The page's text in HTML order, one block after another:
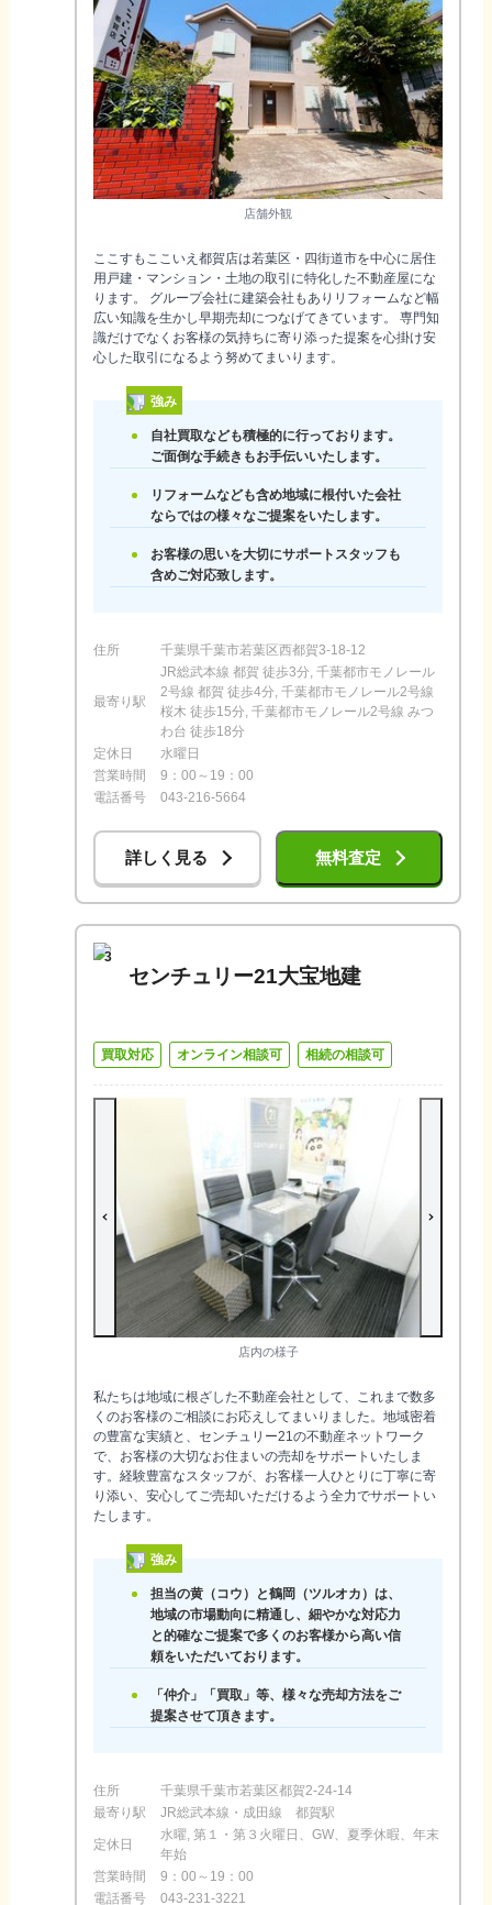
店舗外観
ここすもここいえ都賀店は若葉区・四街道市を中心に居住
用戸建・マンション・土地の取引に特化した不動産屋にな
ります。 グループ会社に建築会社もありリフォームなど幅
広い知識を生かし早期売却につなげてきています。 専門知
識だけでなくお客様の気持ちに寄り添った提案を心掛け安
心した取引になるよう努めてまいります。
強み
自社買取なども積極的に行っております。
ご面倒な手続きもお手伝いいたします。
リフォームなども含め地域に根付いた会社
ならではの様々なご提案をいたします。
お客様の思いを大切にサポートスタッフも
含めご対応致します。
住所 千葉県千葉市若葉区西都賀3-18-12
最寄り駅
JR総武本線 都賀 徒歩3分, 千葉都市モノレール
2号線 都賀 徒歩4分, 千葉都市モノレール2号線
桜木 徒歩15分, 千葉都市モノレール2号線 みつ
わ台 徒歩18分
定休日
水曜日
営業時間
9：00～19：00
電話番号
043-216-5664
詳しく見る 無料査定
3
センチュリー21大宝地建
買取対応 オンライン相談可 相続の相談可
店内の様子
私たちは地域に根ざした不動産会社として、これまで数多
くのお客様のご相談にお応えしてまいりました。地域密着
の豊富な実績と、センチュリー21の不動産ネットワーク
で、お客様の大切なお住まいの売却をサポートいたしま
す。経験豊富なスタッフが、お客様一人ひとりに丁寧に寄
り添い、安心してご売却いただけるよう全力でサポートい
たします。
強み
担当の黄（コウ）と鶴岡（ツルオカ）は、
地域の市場動向に精通し、細やかな対応力
と的確なご提案で多くのお客様から高い信
頼をいただいております。
「仲介」「買取」等、様々な売却方法をご
提案させて頂きます。
住所
千葉県千葉市若葉区都賀2-24-14
最寄り駅
JR総武本線・成田線 都賀駅
定休日
水曜, 第１・第３火曜日、GW、夏季休暇、年末
年始
営業時間
9：00～19：00
電話番号
043-231-3221